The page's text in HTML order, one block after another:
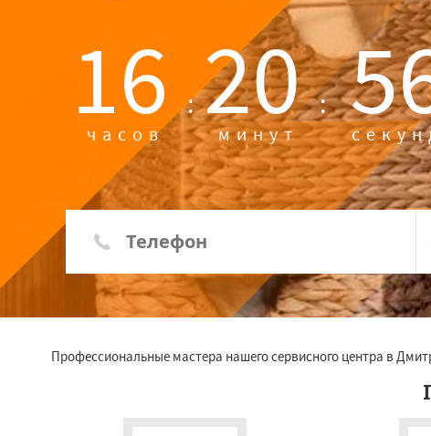
16 :
часов 20 :
минут
Профессиональные мастера нашего сервисного центра в